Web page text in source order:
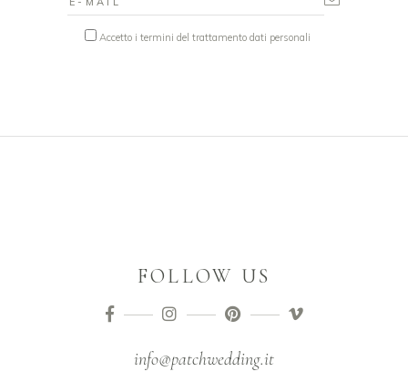
Accetto i termini del trattamento dati personali
FOLLOW US
info@patchwedding.it